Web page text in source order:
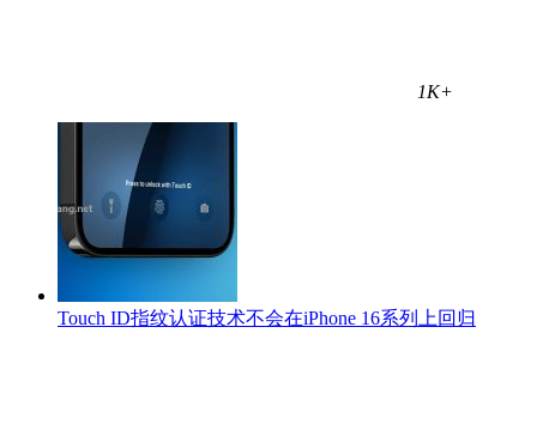
1K+
Touch ID指纹认证技术不会在iPhone 16系列上回归